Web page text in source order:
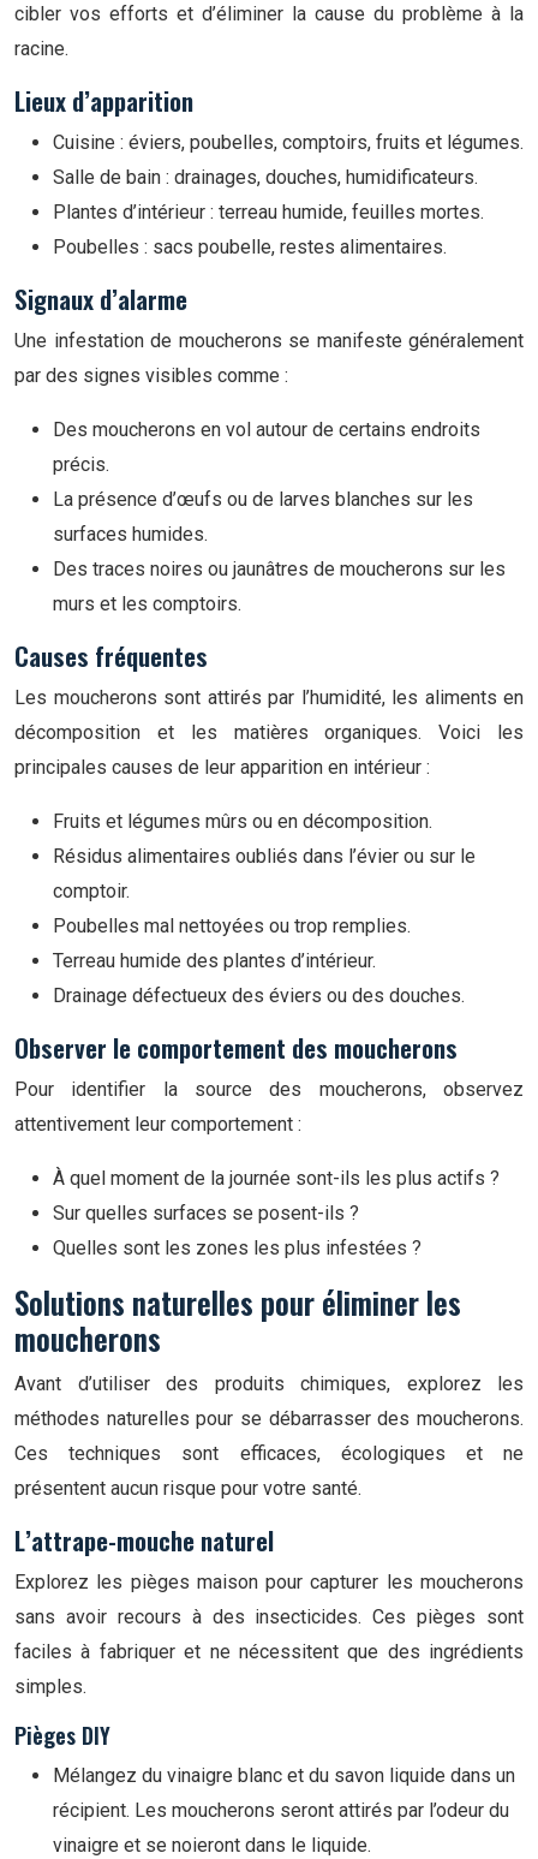
cibler vos efforts et d’éliminer la cause du problème à la
racine.
Lieux d’apparition
Cuisine : éviers, poubelles, comptoirs, fruits et légumes.
Salle de bain : drainages, douches, humidificateurs.
Plantes d’intérieur : terreau humide, feuilles mortes.
Poubelles : sacs poubelle, restes alimentaires.
Signaux d’alarme
Une infestation de moucherons se manifeste généralement
par des signes visibles comme :
Des moucherons en vol autour de certains endroits
précis.
La présence d’œufs ou de larves blanches sur les
surfaces humides.
Des traces noires ou jaunâtres de moucherons sur les
murs et les comptoirs.
Causes fréquentes
Les moucherons sont attirés par l’humidité, les aliments en
décomposition et les matières organiques. Voici les
principales causes de leur apparition en intérieur :
Fruits et légumes mûrs ou en décomposition.
Résidus alimentaires oubliés dans l’évier ou sur le
comptoir.
Poubelles mal nettoyées ou trop remplies.
Terreau humide des plantes d’intérieur.
Drainage défectueux des éviers ou des douches.
Observer le comportement des moucherons
Pour identifier la source des moucherons, observez
attentivement leur comportement :
À quel moment de la journée sont-ils les plus actifs ?
Sur quelles surfaces se posent-ils ?
Quelles sont les zones les plus infestées ?
Solutions naturelles pour éliminer les
moucherons
Avant d’utiliser des produits chimiques, explorez les
méthodes naturelles pour se débarrasser des moucherons.
Ces techniques sont efficaces, écologiques et ne
présentent aucun risque pour votre santé.
L’attrape-mouche naturel
Explorez les pièges maison pour capturer les moucherons
sans avoir recours à des insecticides. Ces pièges sont
faciles à fabriquer et ne nécessitent que des ingrédients
simples.
Pièges DIY
Mélangez du vinaigre blanc et du savon liquide dans un
récipient. Les moucherons seront attirés par l’odeur du
vinaigre et se noieront dans le liquide.